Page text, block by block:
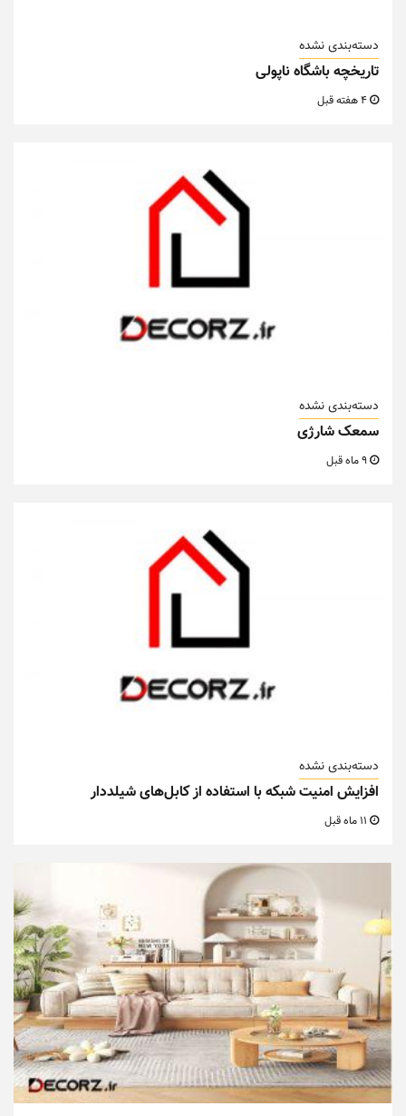
دسته‌بندی نشده
تاریخچه باشگاه ناپولی
دسته‌بندی نشده
سمعک شارژی
دسته‌بندی نشده
افزایش امنیت شبکه با استفاده از کابل‌های شیلددار